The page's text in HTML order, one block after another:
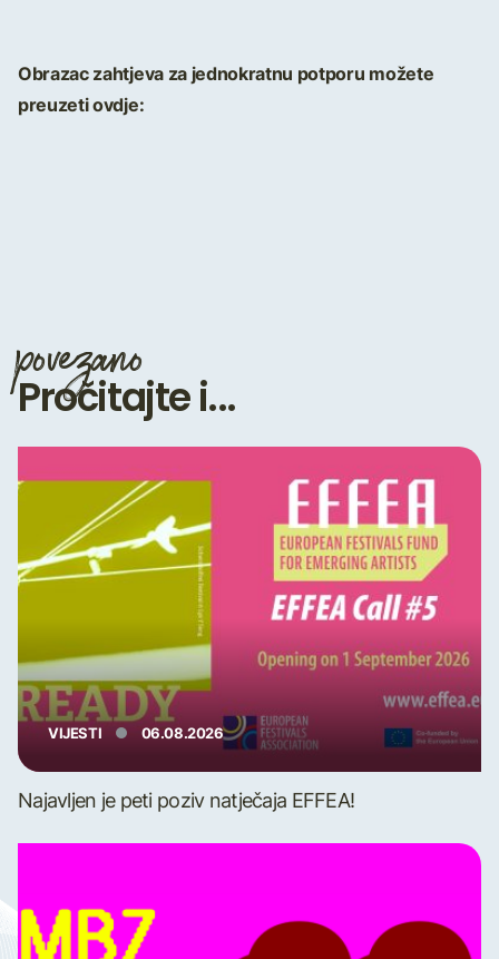
Obrazac zahtjeva za jednokratnu potporu možete
preuzeti ovdje:
povezano
Pročitajte i...
VIJESTI 06.08.2026
Najavljen je peti poziv natječaja EFFEA!